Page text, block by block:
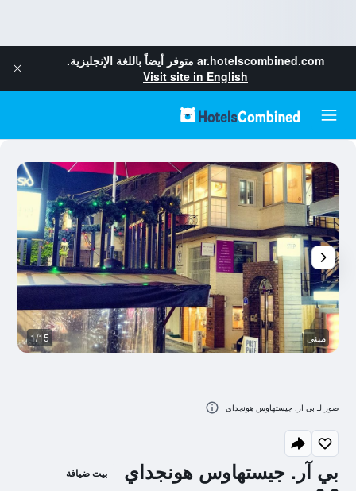
ar.hotelscombined.com متوفر أيضاً باللغة الإنجليزية.
Visit site in English
بي آر. جيستهاوس هونجداي بيت ضيافة
مبنى 1/15
صور لـ بي آر. جيستهاوس هونجداي